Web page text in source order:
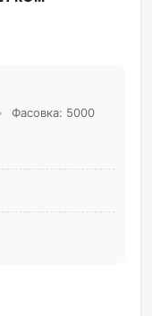
Фасовка: 5000